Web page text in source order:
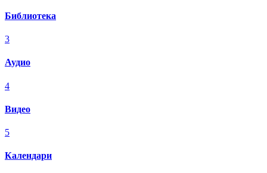
Библиотека
3
Аудио
4
Видео
5
Календари